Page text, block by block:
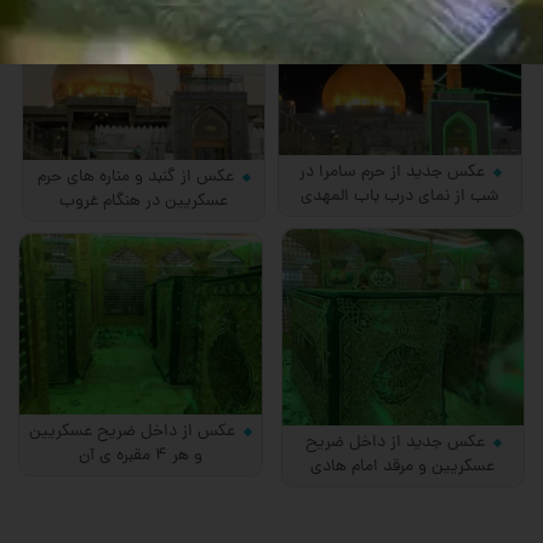
عکس از گنبد و مناره های حرم
عسکریین در هنگام غروب
عکس جدید از حرم سامرا در
شب از نمای درب باب المهدی
عکس جدید از داخل ضریح
عسکریین و مرقد امام هادی
عکس از داخل ضریح عسکریین
و هر 4 مقبره ی آن